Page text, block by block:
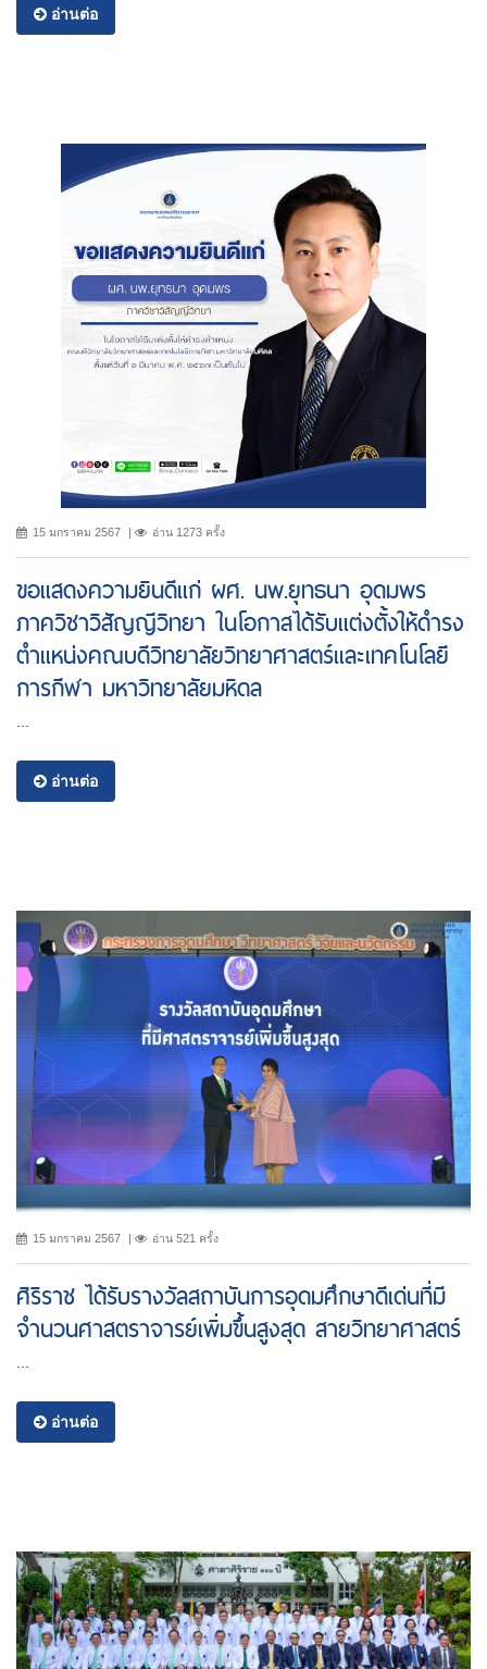
อ่านต่อ
15 มกราคม 2567 อ่าน 1273 ครั้ง
ขอแสดงความยินดีแก่ ผศ. นพ.ยุทธนา อุดมพร
ภาควิชาวิสัญญีวิทยา ในโอกาสได้รับแต่งตั้งให้ดำรง
ตำแหน่งคณบดีวิทยาลัยวิทยาศาสตร์และเทคโนโลยี
การกีฬา มหาวิทยาลัยมหิดล
อ่านต่อ
15 มกราคม 2567 อ่าน 521 ครั้ง
ศิริราช ได้รับรางวัลสถาบันการอุดมศึกษาดีเด่นที่มี
จำนวนศาสตราจารย์เพิ่มขึ้นสูงสุด สายวิทยาศาสตร์
อ่านต่อ